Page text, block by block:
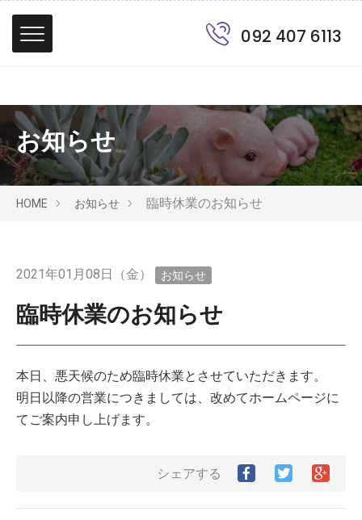
092 407 6113
お知らせ
HOME お知らせ 臨時休業のお知らせ
2021年01月08日（金） お知らせ
臨時休業のお知らせ
本日、悪天候のため臨時休業とさせていただきます。
明日以降の営業につきましては、改めてホームページに
てご案内申し上げます。
シェアする
Facebook
で
Twitter
で
シ